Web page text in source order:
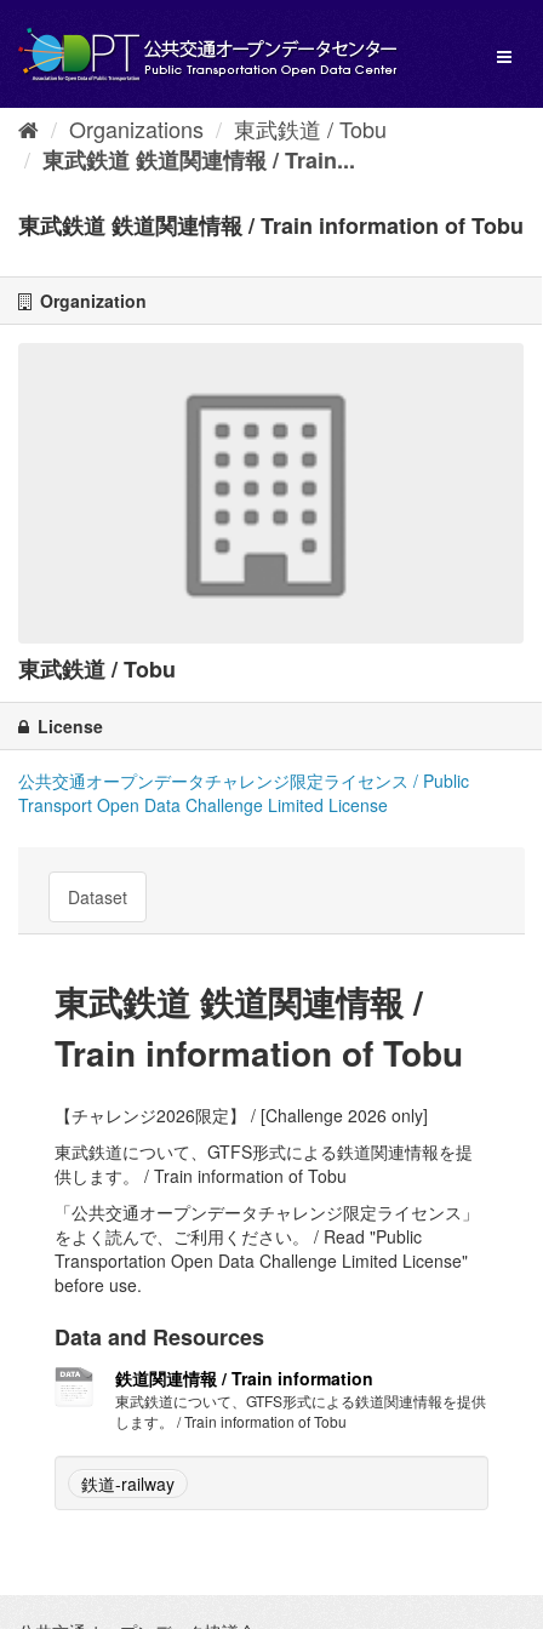
content
Organizations
東武鉄道 / Tobu
東武鉄道 鉄道関連情報 / Train...
東武鉄道 鉄道関連情報 / Train information of Tobu
Organization
東武鉄道 / Tobu
License
公共交通オープンデータチャレンジ限定ライセンス / Public
Transport Open Data Challenge Limited License
Dataset
東武鉄道 鉄道関連情報 /
Train information of Tobu
【チャレンジ2026限定】 / [Challenge 2026 only]
東武鉄道について、GTFS形式による鉄道関連情報を提
供します。 / Train information of Tobu
「公共交通オープンデータチャレンジ限定ライセンス」
をよく読んで、ご利用ください。 / Read "Public
Transportation Open Data Challenge Limited License"
before use.
Data and Resources
鉄道関連情報 / Train information
東武鉄道について、GTFS形式による鉄道関連情報を提供
します。 / Train information of Tobu
鉄道-railway